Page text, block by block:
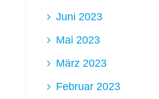
Juni 2023
Mai 2023
März 2023
Februar 2023